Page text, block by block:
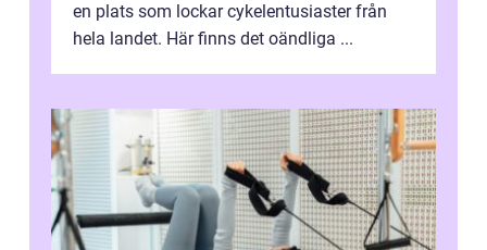
en plats som lockar cykelentusiaster från
hela landet. Här finns det oändliga ...